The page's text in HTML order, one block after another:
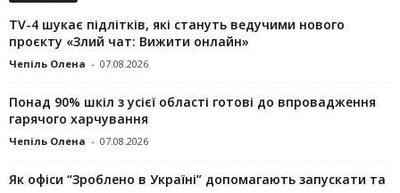
TV-4 шукає підлітків, які стануть ведучими нового
проєкту «Злий чат: Вижити онлайн»
Чепіль Олена - 07.08.2026
Понад 90% шкіл з усієї області готові до впровадження
гарячого харчування
Чепіль Олена - 07.08.2026
Як офіси “Зроблено в Україні” допомагають запускaти та